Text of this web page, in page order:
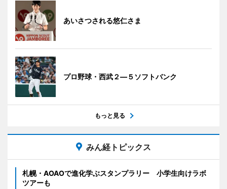
あいさつされる悠仁さま
プロ野球・西武２―５ソフトバンク
もっと見る
みん経トピックス
札幌・AOAOで進化学ぶスタンプラリー 小学生向けラボ
ツアーも